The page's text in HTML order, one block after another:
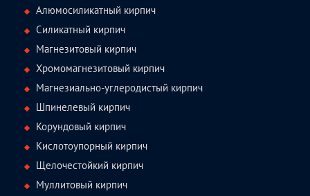
Алюмосиликатный кирпич
Силикатный кирпич
Магнезитовый кирпич
Хромомагнезитовый кирпич
Магнезиально-углеродистый кирпич
Шпинелевый кирпич
Корундовый кирпич
Кислотоупорный кирпич
Щелочестойкий кирпич
Муллитовый кирпич